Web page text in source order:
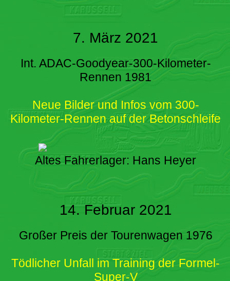
7. März 2021
Int. ADAC-Goodyear-300-Kilometer-
Rennen 1981
Neue Bilder und Infos vom 300-
Kilometer-Rennen auf der Betonschleife
Altes Fahrerlager: Hans Heyer
14. Februar 2021
Großer Preis der Tourenwagen 1976
Tödlicher Unfall im Training der Formel-
Super-V